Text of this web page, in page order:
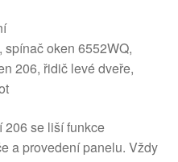
oken 6552WQ,
206, řidič levé dveře,
206 se liší funkce
a provedení panelu. Vždy